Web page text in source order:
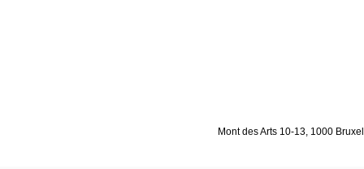
Mont des Arts 10-13, 1000